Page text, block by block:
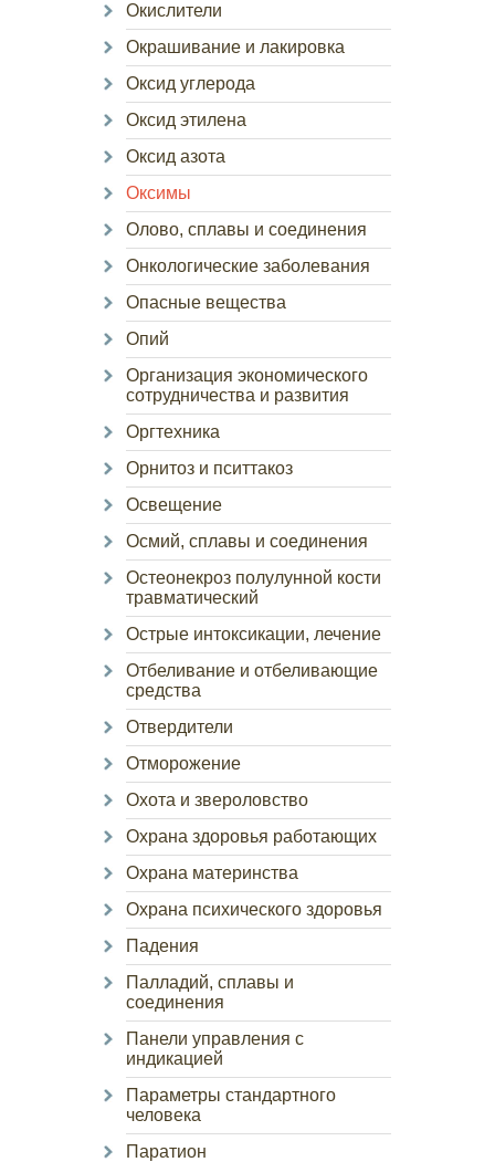
Окислители
Окрашивание и лакировка
Оксид углерода
Оксид этилена
Оксид азота
Оксимы
Олово, сплавы и соединения
Онкологические заболевания
Опасные вещества
Опий
Организация экономического
сотрудничества и развития
Оргтехника
Орнитоз и пситтакоз
Освещение
Осмий, сплавы и соединения
Остеонекроз полулунной кости
травматический
Острые интоксикации, лечение
Отбеливание и отбеливающие
средства
Отвердители
Отморожение
Охота и звероловство
Охрана здоровья работающих
Охрана материнства
Охрана психического здоровья
Падения
Палладий, сплавы и
соединения
Панели управления с
индикацией
Параметры стандартного
человека
Паратион